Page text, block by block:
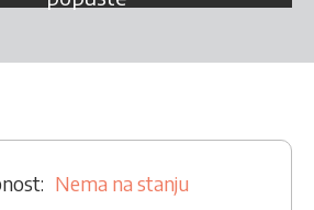
Nema na stanju